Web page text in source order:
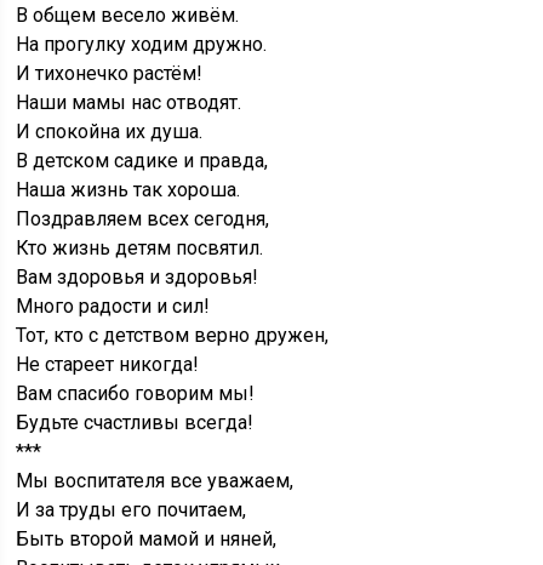
В общем весело живём.
На прогулку ходим дружно.
И тихонечко растём!
Наши мамы нас отводят.
И спокойна их душа.
В детском садике и правда,
Наша жизнь так хороша.
Поздравляем всех сегодня,
Кто жизнь детям посвятил.
Вам здоровья и здоровья!
Много радости и сил!
Тот, кто с детством верно дружен,
Не стареет никогда!
Вам спасибо говорим мы!
Будьте счастливы всегда!
***
Мы воспитателя все уважаем,
И за труды его почитаем,
Быть второй мамой и няней,